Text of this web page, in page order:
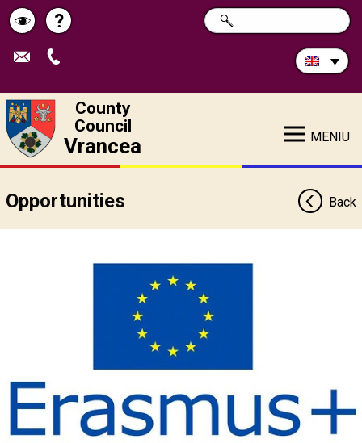
Schimbă
contrastul
Help
?
Search
in
SEARCH
County
Council
Vrancea MENIU
Opportunities Back